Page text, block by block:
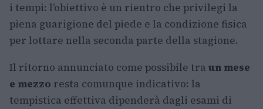
i tempi: l’obiettivo è un rientro che privilegi la
piena guarigione del piede e la condizione fisica
per lottare nella seconda parte della stagione.
Il ritorno annunciato come possibile tra un mese
e mezzo resta comunque indicativo: la
tempistica effettiva dipenderà dagli esami di